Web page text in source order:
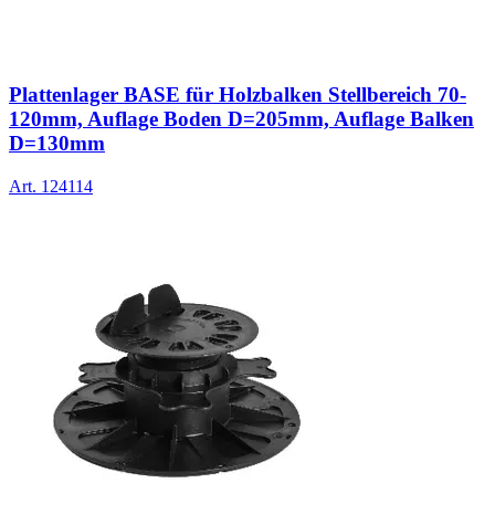
Plattenlager BASE für Holzbalken Stellbereich 70-
120mm, Auflage Boden D=205mm, Auflage Balken
D=130mm
Art. 124114